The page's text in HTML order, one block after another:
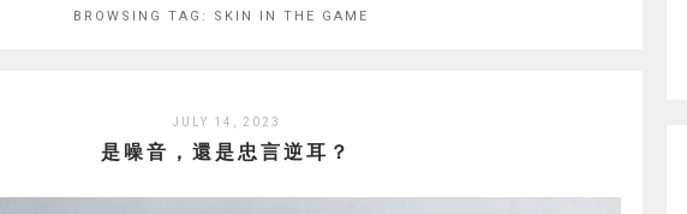
BROWSING TAG: SKIN IN THE GAME
JULY 14, 2023
是噪音，還是忠言逆耳？